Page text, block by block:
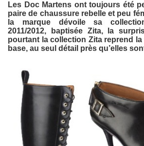
Les Doc Martens ont toujours été
paire de chaussure rebelle et peu
la marque dévoile sa
2011/2012, baptisée Zita, la
pourtant la collection Zita reprend
base, au seul détail près qu’elles